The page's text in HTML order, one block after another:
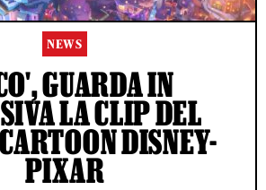
NEWS
GUARDA IN
LA CLIP DEL
DISNEY-
PIXAR